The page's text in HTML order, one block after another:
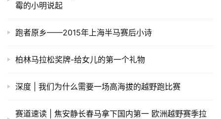
霉的小明说起
跑者原乡——2015年上海半马赛后小诗
柏林马拉松奖牌-给女儿的第一个礼物
深度 | 我们为什么需要一场高海拔的越野跑比赛
赛道速读 | 焦安静长春马拿下国内第一 欧洲越野赛季拉